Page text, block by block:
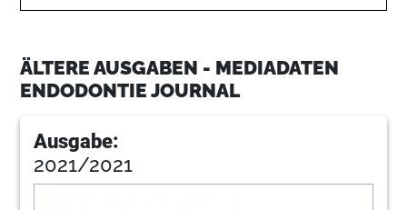
ÄLTERE AUSGABEN - MEDIADATEN
ENDODONTIE JOURNAL
Ausgabe:
2021/2021